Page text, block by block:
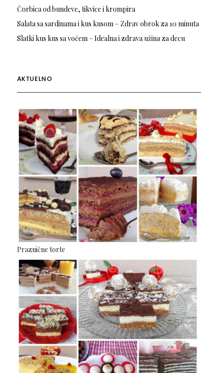
Čorbica od bundeve, tikvice i krompira
Salata sa sardinama i kus kusom – Zdrav obrok za 10 minuta
Slatki kus kus sa voćem – Idealna i zdrava užina za decu
AKTUELNO
Praznične torte